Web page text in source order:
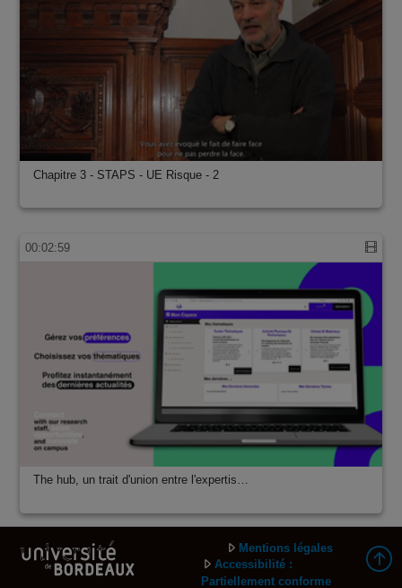
Chapitre 3 - STAPS - UE Risque - 2
00:02:59
The hub, un trait d'union entre l'expertis…
Mentions légales
Accessibilité :
Partiellement conforme